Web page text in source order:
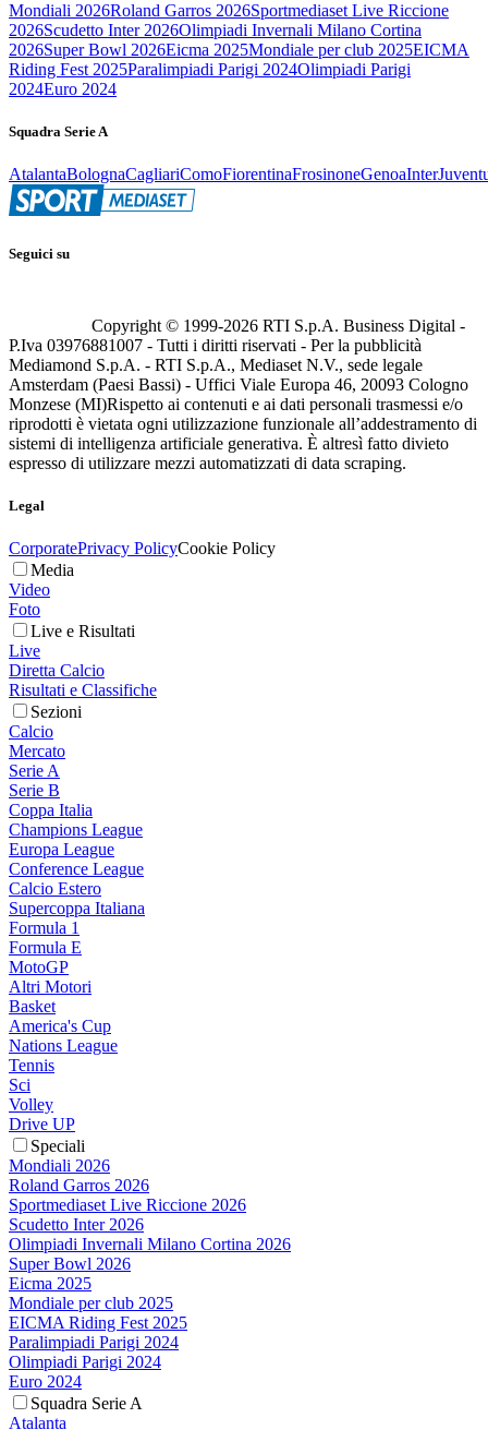
Mondiali 2026Roland Garros 2026Sportmediaset Live Riccione
2026Scudetto Inter 2026Olimpiadi Invernali Milano Cortina
2026Super Bowl 2026Eicma 2025Mondiale per club 2025EICMA
Riding Fest 2025Paralimpiadi Parigi 2024Olimpiadi Parigi
2024Euro 2024
Squadra Serie A
AtalantaBolognaCagliariComoFiorentinaFrosinoneGenoaInter
Seguici su
Copyright © 1999-2026 RTI S.p.A. Business Digital -
P.Iva 03976881007 - Tutti i diritti riservati - Per la pubblicità
Mediamond S.p.A. - RTI S.p.A., Mediaset N.V., sede legale
Amsterdam (Paesi Bassi) - Uffici Viale Europa 46, 20093 Cologno
Monzese (MI)Rispetto ai contenuti e ai dati personali trasmessi e/o
riprodotti è vietata ogni utilizzazione funzionale all’addestramento di
sistemi di intelligenza artificiale generativa. È altresì fatto divieto
espresso di utilizzare mezzi automatizzati di data scraping.
Legal
CorporatePrivacy PolicyCookie Policy
Media
Video
Foto
Live e Risultati
Live
Diretta Calcio
Risultati e Classifiche
Sezioni
Calcio
Mercato
Serie A
Serie B
Coppa Italia
Champions League
Europa League
Conference League
Calcio Estero
Supercoppa Italiana
Formula 1
Formula E
MotoGP
Altri Motori
Basket
America's Cup
Nations League
Tennis
Sci
Volley
Drive UP
Speciali
Mondiali 2026
Roland Garros 2026
Sportmediaset Live Riccione 2026
Scudetto Inter 2026
Olimpiadi Invernali Milano Cortina 2026
Super Bowl 2026
Eicma 2025
Mondiale per club 2025
EICMA Riding Fest 2025
Paralimpiadi Parigi 2024
Olimpiadi Parigi 2024
Euro 2024
Squadra Serie A
Atalanta